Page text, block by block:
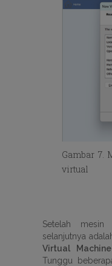
Gambar 7.
virtual
Setelah mesin
selanjutnya
Virtual
Tunggu